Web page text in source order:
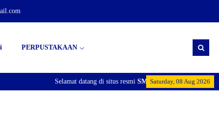
PERPUSTAKAAN
Saturday, 08 Aug 2026
Selamat datang di situs resmiSMA Negeri 1 Lunyuk